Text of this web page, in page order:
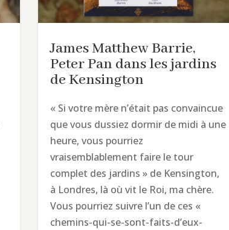
James Matthew Barrie,
Peter Pan dans les jardins
de Kensington
« Si votre mère n’était pas convaincue
que vous dussiez dormir de midi à une
heure, vous pourriez
vraisemblablement faire le tour
complet des jardins » de Kensington,
à Londres, là où vit le Roi, ma chère.
Vous pourriez suivre l’un de ces «
chemins-qui-se-sont-faits-d’eux-